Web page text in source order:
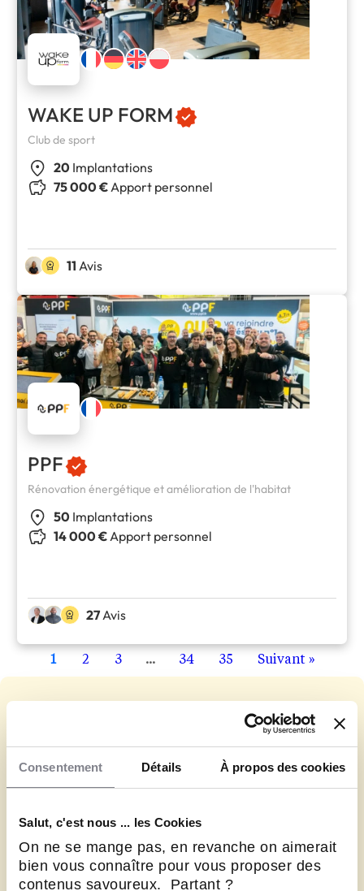
Consentement Détails À propos des cookies
Salut, c'est nous ... les Cookies
On ne se mange pas, en revanche on aimerait
bien vous connaître pour vous proposer des
contenus savoureux. Partant ?
WAKE UP FORM
Club de sport
20 Implantations
75 000 €Apport personnel
11 Avis
PPF
Rénovation énergétique et amélioration de l'habitat
50 Implantations
14 000 €Apport personnel
27 Avis
1 2 3 ... 34 35 Suivant »
Reprenez une franchise
qui a déjà fait ses preuves